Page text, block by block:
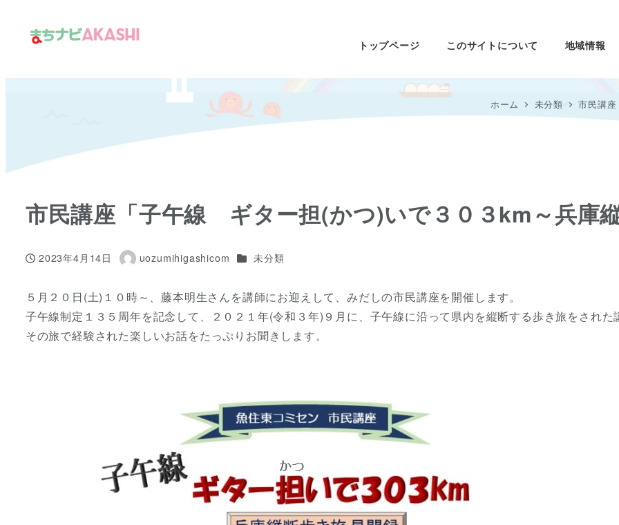
へ
トップページ このサイトについて 地域情報
ホーム 未分類 市民講
市民講座「子午線 ギター担(かつ)いで３０３km～兵庫縦
投稿日
2023年4月14日
著
uozumihigashicom カテゴリー
未分類
５月２０日(土)１０時～、藤本明生さんを講師にお迎えして、みだしの市民講座を開催します。
子午線制定１３５周年を記念して、２０２１年(令和３年)９月に、子午線に沿って県内を縦断する歩き旅をされた
その旅で経験された楽しいお話をたっぷりお聞きします。